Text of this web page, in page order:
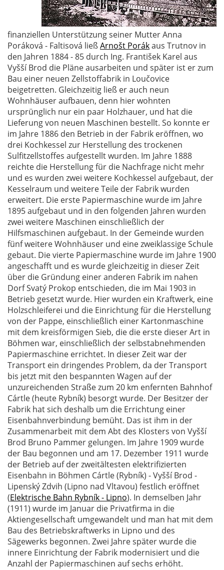
finanziellen Unterstützung seiner Mutter Anna
Poráková - Faltisová ließArnošt Porákaus Trutnov in
den Jahren 1884 - 85 durch Ing. František Karel aus
Vyšší Brod die Pläne ausarbeiten und später ist er zum
Bau einer neuen Zellstoffabrik in Loučovice
beigetretten. Gleichzeitig ließ er auch neun
Wohnhäuser aufbauen, denn hier wohnten
ursprünglich nur ein paar Holzhauer, und hat die
Lieferung von neuen Maschinen bestellt. So konnte er
im Jahre 1886 den Betrieb in der Fabrik eröffnen, wo
drei Kochkessel zur Herstellung des trockenen
Sulfitzellstoffes aufgestellt wurden. Im Jahre 1888
reichte die Herstellung für die Nachfrage nicht mehr
und es wurden zwei weitere Kochkessel aufgebaut, der
Kesselraum und weitere Teile der Fabrik wurden
erweitert. Die erste Papiermaschine wurde im Jahre
1895 aufgebaut und in den folgenden Jahren wurden
zwei weitere Maschinen einschließlich der
Hilfsmaschinen aufgebaut. In der Gemeinde wurden
fünf weitere Wohnhäuser und eine zweiklassige Schule
gebaut. Die vierte Papiermaschine wurde im Jahre 1900
angeschafft und es wurde gleichzeitig in dieser Zeit
über die Gründung einer anderen Fabrik im nahen
Dorf Svatý Prokop entschieden, die im Mai 1903 in
Betrieb gesetzt wurde. Hier wurden ein Kraftwerk, eine
Holzschleiferei und die Einrichtung für die Herstellung
von der Pappe, einschließlich einer Kartonmaschine
mit dem kreisförmigen Sieb, die die erste dieser Art in
Böhmen war, einschließlich der selbstabnehmenden
Papiermaschine errichtet. In dieser Zeit war der
Transport ein dringendes Problem, da der Transport
bis jetzt mit den bespannten Wagen auf der
unzureichenden Straße zum 20 km enfernten Bahnhof
Cártle (heute Rybník) besorgt wurde. Der Besitzer der
Fabrik hat sich deshalb um die Errichtung einer
Eisenbahnverbindung bemüht. Das ist ihm in der
Zusammenarbeit mit dem Abt des Klosters von Vyšší
Brod Bruno Pammer gelungen. Im Jahre 1909 wurde
der Bau begonnen und am 17. Dezember 1911 wurde
der Betrieb auf der zweitältesten elektrifizierten
Eisenbahn in Böhmen Cártle (Rybník) - Vyšší Brod -
Lipenský Zdvih (Lipno nad Vltavou) festlich eröffnet
(Elektrische Bahn Rybník - Lipno). In demselben Jahr
(1911) wurde im Januar die Privatfirma in die
Aktiengesellschaft umgewandelt und man hat mit dem
Bau des Betriebskraftwerks in Lipno und des
Sägewerks begonnen. Zwei Jahre später wurde die
innere Einrichtung der Fabrik modernisiert und die
Anzahl der Papiermaschinen auf sechs erhöht.